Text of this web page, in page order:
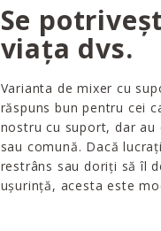
Se
viața dvs.
Varianta de mixer cu
răspuns bun pentru cei
nostru cu suport, dar au
sau comună. Dacă
restrâns sau doriți să îl
ușurință, acesta este